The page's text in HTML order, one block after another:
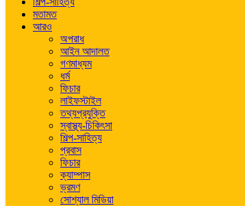
মতামত
আরও
অপরাধ
আইন আদালত
গণমাধ্যম
ধর্ম
ফিচার
লাইফস্টাইল
তথ্যপ্রযুক্তি
স্বাস্থ্য-চিকিৎসা
শিল্প-সাহিত্য
প্রবাস
ফিচার
ক্যাম্পাস
ভ্রমণ
সোশ্যাল মিডিয়া